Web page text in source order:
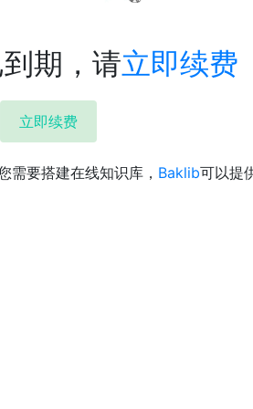
期，请立即续费
立即续费
需要搭建在线知识库， Baklib可以提